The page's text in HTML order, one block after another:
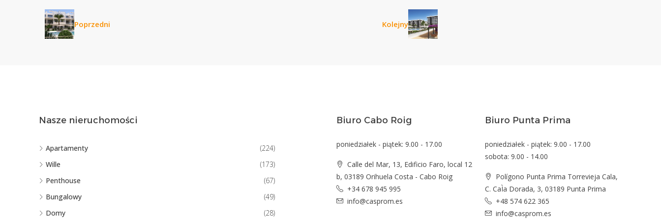
Poprzedni Kolejny
Nasze nieruchomości
Apartamenty
(224)
Wille
(173)
Penthouse
(67)
Bungalowy
(49)
Domy
(28)
Biuro Cabo Roig
poniedziałek - piątek: 9.00 - 17.00
Calle del Mar, 13, Edificio Faro, local 12
b, 03189 Orihuela Costa - Cabo Roig
+34 678 945 995
info@casprom.es
Biuro Punta Prima
poniedziałek - piątek: 9.00 - 17.00
sobota: 9.00 - 14.00
Polígono Punta Prima Torrevieja Cala,
C. CaÌa Dorada, 3, 03189 Punta Prima
+48 574 622 365
info@casprom.es